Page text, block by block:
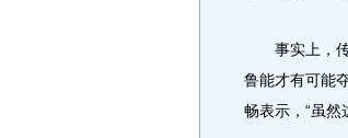
事实上，传
鲁能才有可能
畅表示，“虽